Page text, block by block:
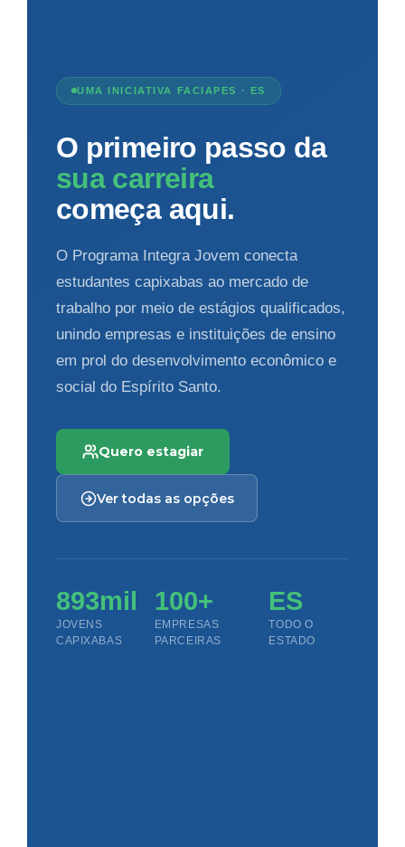
UMA INICIATIVA FACIAPES · ES
O primeiro passo da
sua carreira
começa aqui.
O Programa Integra Jovem conecta
estudantes capixabas ao mercado de
trabalho por meio de estágios qualificados,
unindo empresas e instituições de ensino
em prol do desenvolvimento econômico e
social do Espírito Santo.
Quero estagiar
Ver todas as opções
893mil
JOVENS
CAPIXABAS
100+
EMPRESAS
PARCEIRAS
ES
TODO O
ESTADO